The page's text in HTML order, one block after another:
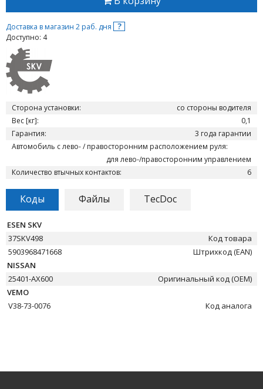
Доставка в магазин 2 раб. дня ?
Доступно: 4
Сторона установки:
со стороны водителя
Вес [кг]:
0,1
Гарантия:
3 года гарантии
Автомобиль с лево- / правосторонним расположением руля:
для лево-/правосторонним управлением
Количество втычных контактов:
6
Коды Файлы TecDoc
ESEN SKV
37SKV498
Код товара
5903968471668
Штрихкод (EAN)
NISSAN
25401-AX600
Оригинальный код (OEM)
VEMO
V38-73-0076
Код аналога